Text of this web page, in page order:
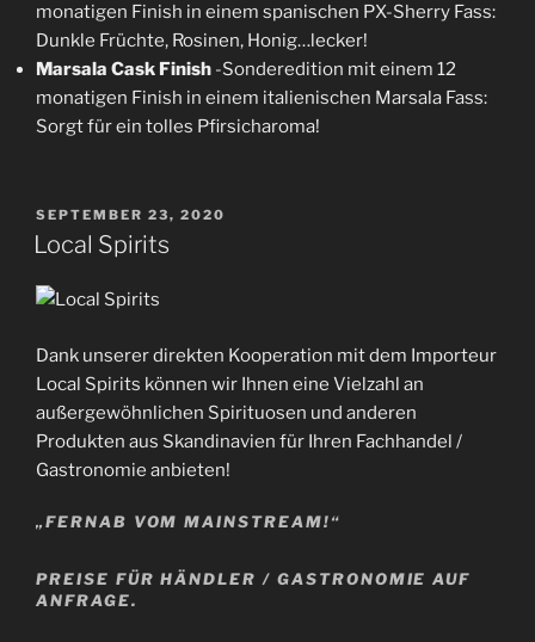
monatigen Finish in einem spanischen PX-Sherry Fass:
Dunkle Früchte, Rosinen, Honig…lecker!
Marsala Cask Finish -Sonderedition mit einem 12
monatigen Finish in einem italienischen Marsala Fass:
Sorgt für ein tolles Pfirsicharoma!
VERÖFFENTLICHT
AM
SEPTEMBER 23, 2020
Local Spirits
Dank unserer direkten Kooperation mit dem Importeur
Local Spirits können wir Ihnen eine Vielzahl an
außergewöhnlichen Spirituosen und anderen
Produkten aus Skandinavien für Ihren Fachhandel /
Gastronomie anbieten!
„FERNAB VOM MAINSTREAM!“
PREISE FÜR HÄNDLER / GASTRONOMIE AUF
ANFRAGE.